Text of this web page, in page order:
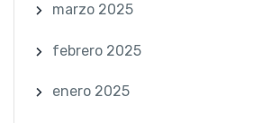
marzo 2025
febrero 2025
enero 2025